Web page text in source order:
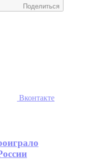
Поделиться
Вконтакте